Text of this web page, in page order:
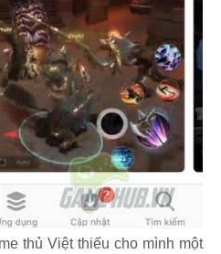
thủ Việt thiếu cho mình một